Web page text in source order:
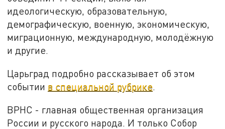
идеологическую, образовательную,
демографическую, военную, экономическую,
миграционную, международную, молодёжную
и другие.
Царьград подробно рассказывает об этом
событии в специальной рубрике.
ВРНС - главная общественная организация
России и русского народа. И только Собор